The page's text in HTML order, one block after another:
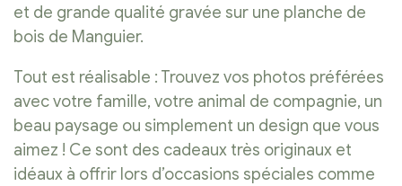
et de grande qualité gravée sur une planche de
bois de Manguier.
Tout est réalisable : Trouvez vos photos préférées
avec votre famille, votre animal de compagnie, un
beau paysage ou simplement un design que vous
aimez ! Ce sont des cadeaux très originaux et
idéaux à offrir lors d’occasions spéciales comme